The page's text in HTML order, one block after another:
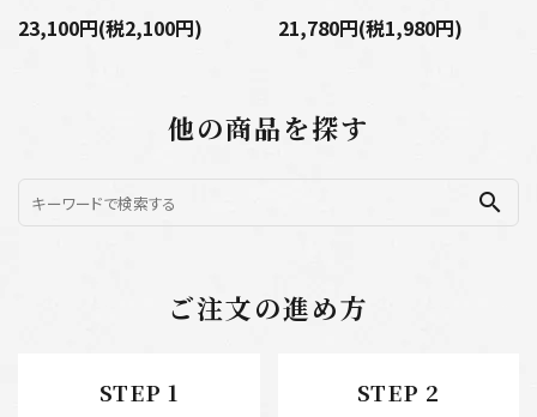
23,100円(税2,100円) 21,780円(税1,980円)
他の商品を探す
search
ご注文の進め方
STEP 1 STEP 2